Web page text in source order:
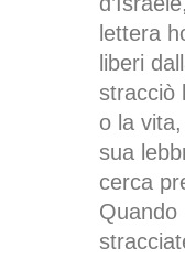
lettera
liberi
stracciò
o la
sua
cerca
Quando